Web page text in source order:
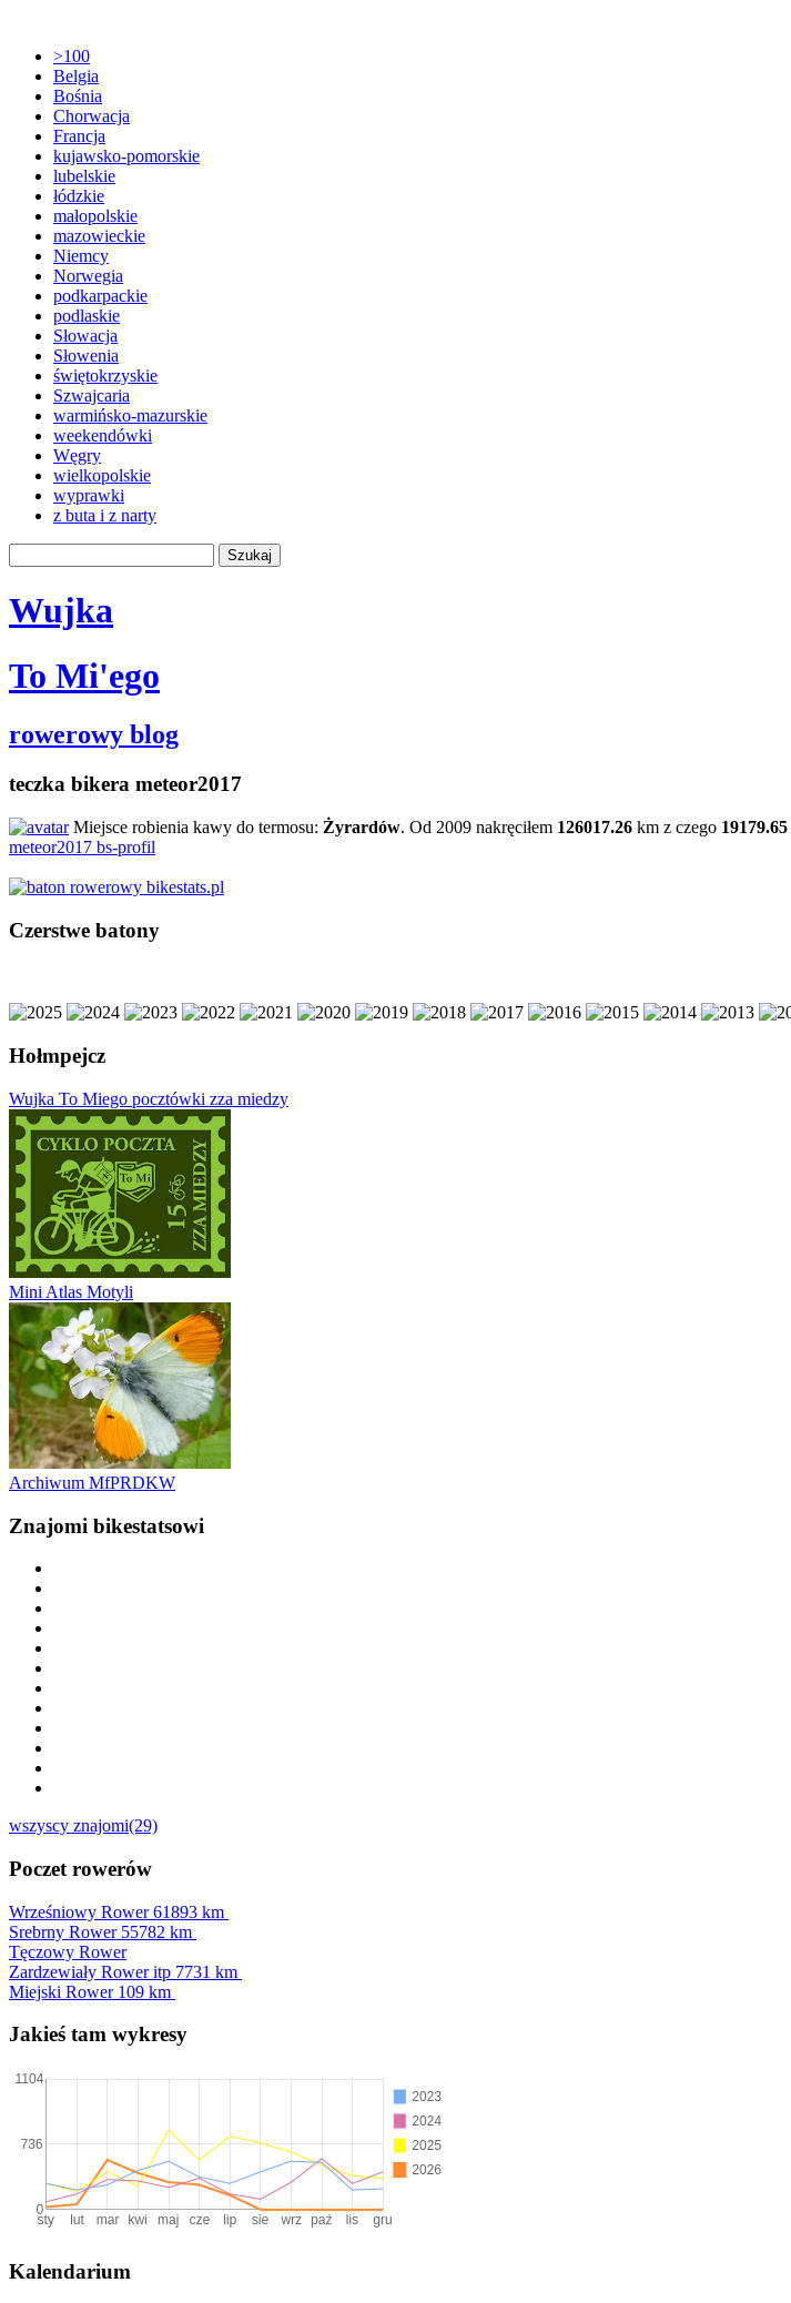
>100
Belgia
Bośnia
Chorwacja
Francja
kujawsko-pomorskie
lubelskie
łódzkie
małopolskie
mazowieckie
Niemcy
Norwegia
podkarpackie
podlaskie
Słowacja
Słowenia
świętokrzyskie
Szwajcaria
warmińsko-mazurskie
weekendówki
Węgry
wielkopolskie
wyprawki
z buta i z narty
Wujka
To Mi'ego
rowerowy blog
teczka bikera meteor2017
Miejsce robienia kawy do termosu: Żyrardów. Od 2009 nakręciłem 126017.26 km z czego 19179.65
meteor2017 bs-profil
Czerstwe batony
Hołmpejcz
Wujka To Miego pocztówki zza miedzy
Mini Atlas Motyli
Archiwum MfPRDKW
Znajomi bikestatsowi
wszyscy znajomi(29)
Poczet rowerów
Wrześniowy Rower61893 km
Srebrny Rower 55782 km
Tęczowy Rower
Zardzewiały Rower itp 7731 km
Miejski Rower 109 km
Jakieś tam wykresy
Kalendarium